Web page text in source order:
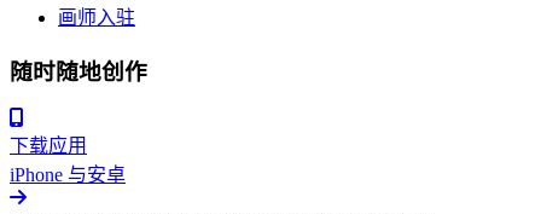
画师入驻
随时随地创作
下载应用
iPhone 与安卓